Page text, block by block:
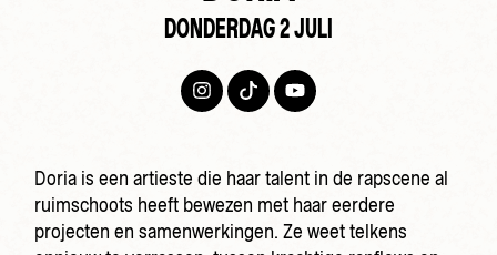
DONDERDAG 2 JULI
Doria is een artieste die haar talent in de rapscene al
ruimschoots heeft bewezen met haar eerdere
projecten en samenwerkingen. Ze weet telkens